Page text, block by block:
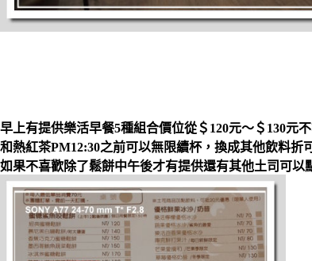
早上有提供樂活早餐5種組合價位從＄120元～＄130元
和熱紅茶PM12:30之前可以無限續杯，換成其他飲料折
如果不喜歡除了鬆餅中午後才有提供還有其他土司可以